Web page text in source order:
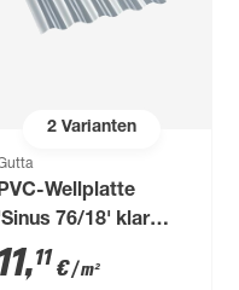
2Varianten
Wellplatte
76/18' klar
200 x 90 x 0,08 cm
,11€/ m²